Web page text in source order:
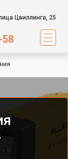
Цвиллинга, 25
58